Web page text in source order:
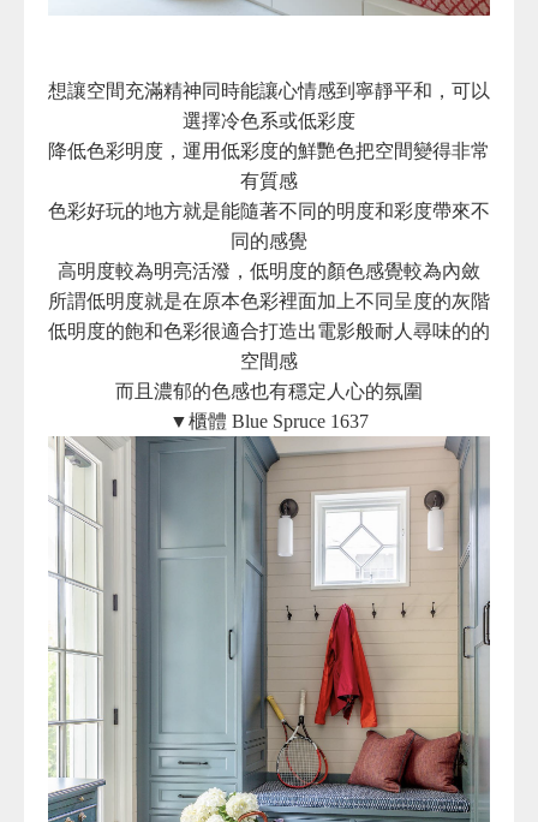
想讓空間充滿精神同時能讓心情感到寧靜平和，可以
選擇冷色系或低彩度
降低色彩明度，運用低彩度的鮮艷色把空間變得非常
有質感
色彩好玩的地方就是能隨著不同的明度和彩度帶來不
同的感覺
高明度較為明亮活潑，低明度的顏色感覺較為內斂
所謂低明度就是在原本色彩裡面加上不同呈度的灰階
低明度的飽和色彩很適合打造出電影般耐人尋味的的
空間感
而且濃郁的色感也有穩定人心的氛圍
▼櫃體 Blue Spruce 1637